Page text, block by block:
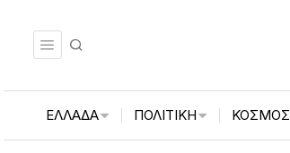
ΕΛΛΑΔΑ ΠΟΛΙΤΙΚΗ ΚΟΣΜΟΣ